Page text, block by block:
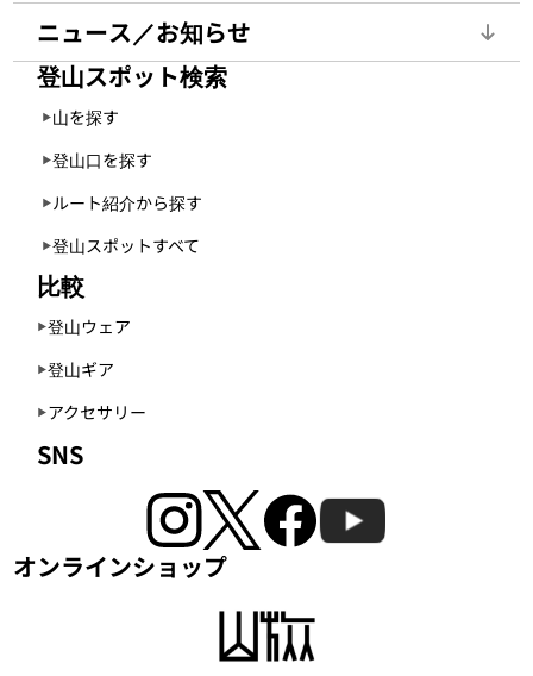
ニュース／お知らせ
登山スポット検索
山を探す
登山口を探す
ルート紹介から探す
登山スポットすべて
比較
登山ウェア
登山ギア
アクセサリー
SNS
オンラインショップ